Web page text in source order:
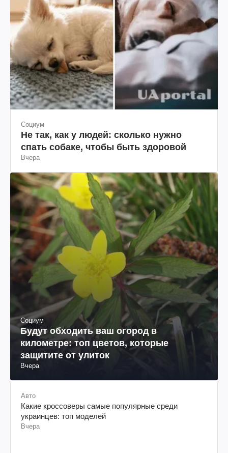
Социум
Не так, как у людей: сколько нужно
спать собаке, чтобы быть здоровой
Вчера
Социум
Будут обходить ваш огород в
километре: топ цветов, которые
защитите от улиток
Вчера
Авто
Какие кроссоверы самые популярные среди
украинцев: топ моделей
Вчера